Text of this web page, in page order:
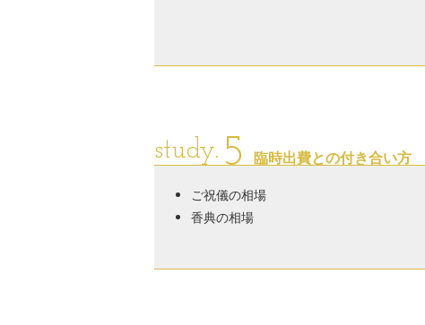
study.5 臨時出費との付き合い方
ご祝儀の相場
香典の相場